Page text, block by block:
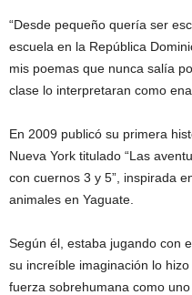
“Desde pequeño quería ser
escuela en la República
mis poemas que nunca salía
clase lo interpretaran como
En 2009 publicó su primera
Nueva York titulado “Las
con cuernos 3 y 5”, inspirada
animales en Yaguate.
Según él, estaba jugando con
su increíble imaginación lo
fuerza sobrehumana como uno